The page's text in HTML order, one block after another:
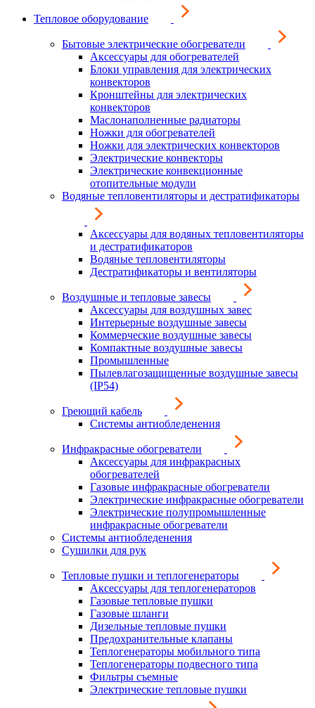
Тепловое оборудование
Бытовые электрические обогреватели
Аксессуары для обогревателей
Блоки управления для электрических
конвекторов
Кронштейны для электрических
конвекторов
Маслонаполненные радиаторы
Ножки для обогревателей
Ножки для электрических конвекторов
Электрические конвекторы
Электрические конвекционные
отопительные модули
Водяные тепловентиляторы и дестратификаторы
Аксессуары для водяных тепловентиляторы
и дестратификаторов
Водяные тепловентиляторы
Дестратификаторы и вентиляторы
Воздушные и тепловые завесы
Аксессуары для воздушных завес
Интерьерные воздушные завесы
Коммерческие воздушные завесы
Компактные воздушные завесы
Промышленные
Пылевлагозащищенные воздушные завесы
(IP54)
Греющий кабель
Системы антиобледенения
Инфракрасные обогреватели
Аксессуары для инфракрасных
обогревателей
Газовые инфракрасные обогреватели
Электрические инфракрасные обогреватели
Электрические полупромышленные
инфракрасные обогреватели
Системы антиобледенения
Сушилки для рук
Тепловые пушки и теплогенераторы
Аксессуары для теплогенераторов
Газовые тепловые пушки
Газовые шланги
Дизельные тепловые пушки
Предохранительные клапаны
Теплогенераторы мобильного типа
Теплогенераторы подвесного типа
Фильтры съемные
Электрические тепловые пушки